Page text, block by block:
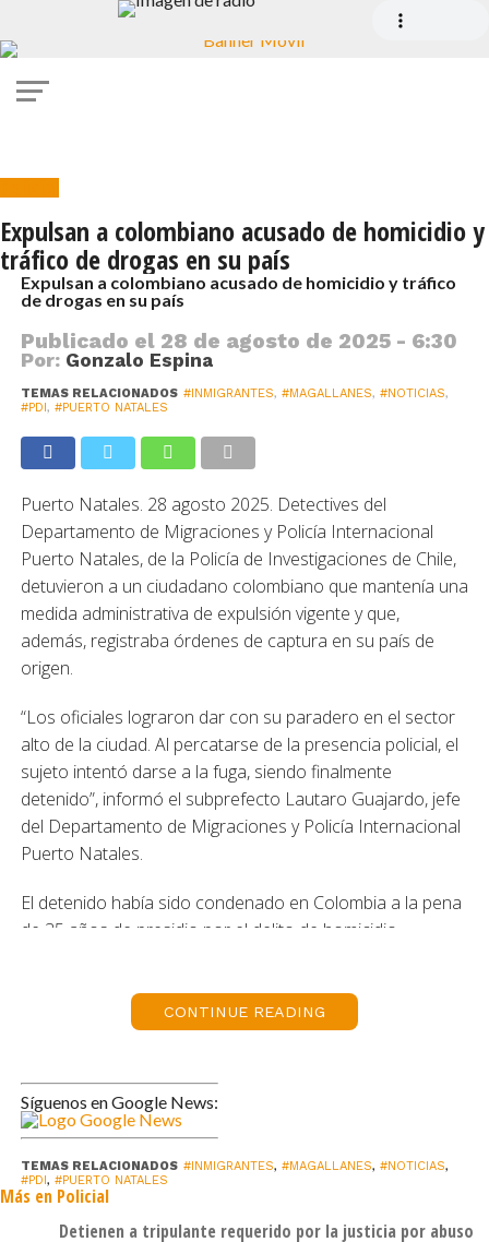
Policial
Expulsan a colombiano acusado de homicidio y
tráfico de drogas en su país
Expulsan a colombiano acusado de homicidio y tráfico
de drogas en su país
Publicado el 28 de agosto de 2025 - 6:30
Por: Gonzalo Espina
TEMAS RELACIONADOS #INMIGRANTES, #MAGALLANES, #NOTICIAS,
#PDI , #PUERTO NATALES
Puerto Natales. 28 agosto 2025. Detectives del
Departamento de Migraciones y Policía Internacional
Puerto Natales, de la Policía de Investigaciones de Chile,
detuvieron a un ciudadano colombiano que mantenía una
medida administrativa de expulsión vigente y que,
además, registraba órdenes de captura en su país de
origen.
“Los oficiales lograron dar con su paradero en el sector
alto de la ciudad. Al percatarse de la presencia policial, el
sujeto intentó darse a la fuga, siendo finalmente
detenido”, informó el subprefecto Lautaro Guajardo, jefe
del Departamento de Migraciones y Policía Internacional
Puerto Natales.
El detenido había sido condenado en Colombia a la pena
de 35 años de presidio por el delito de homicidio
Servicio Nacional de Migraciones, detectives
materializaron la expulsión administrativa del sujeto,
quien fue entregado a las autoridades de su país en el
aeropuerto de Bogotá.
Al respecto, el delegado presidencial provincial de Última
CONTINUE READING
Síguenos en Google News:
TEMAS RELACIONADOS #INMIGRANTES, #MAGALLANES, #NOTICIAS,
#PDI , #PUERTO NATALES
Más en Policial
Detienen a tripulante requerido por la justicia por abuso